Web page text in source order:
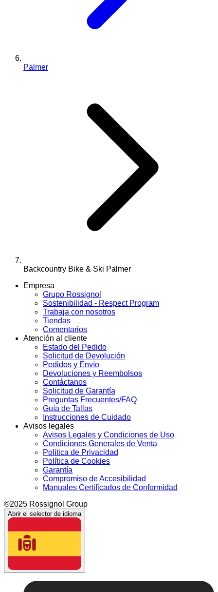
Palmer
Backcountry Bike & Ski Palmer
Empresa
Grupo Rossignol
Sostenibilidad - Respect Program
Trabaja con nosotros
Tiendas
Comentarios
Atención al cliente
Estado del Pedido
Solicitud de Devolución
Pedidos y Envío
Devoluciones y Reembolsos
Contáctanos
Solicitud de Garantía
Preguntas Frecuentes/FAQ
Guía de Tallas
Instrucciones de Cuidado
Avisos legales
Avisos Legales y Condiciones de Uso
Condiciones Generales de Venta
Política de Privacidad
Política de Cookies
Garantía
Compromiso de Accesibilidad
Manuales Certificados de Conformidad
©2025 Rossignol Group
Abrir el selector de idioma